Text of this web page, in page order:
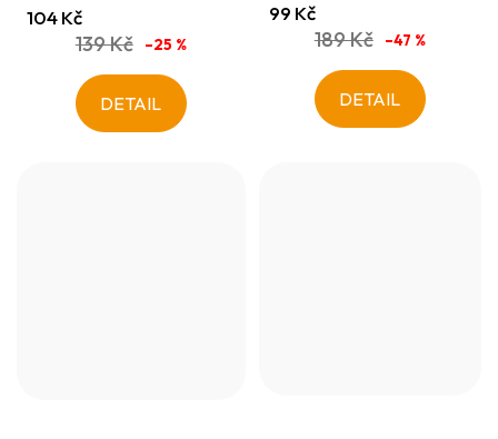
104 Kč
139 Kč –25 %
DETAIL
99 Kč
189 Kč –47 %
DETAIL